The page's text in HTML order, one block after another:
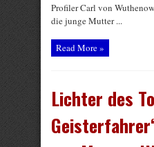
Profiler Carl von
die junge Mutter ...
Read More »
Lichter des